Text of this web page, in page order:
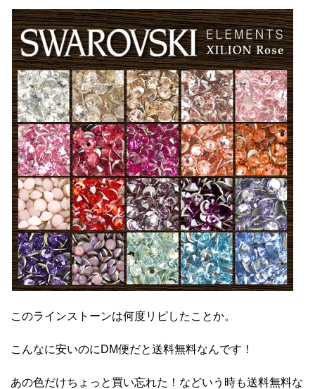
このラインストーンは何度リピしたことか。
こんなに安いのにDM便だと送料無料なんです！
あの色だけちょっと買い忘れた！などいう時も送料無料な